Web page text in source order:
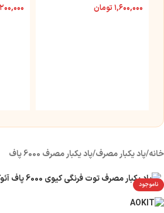
۱,۶۰۰,۰۰۰ تومان
خانه/پاد یکبار مصرف/پاد یکبار مصرف 6000 پاف
ناموجود